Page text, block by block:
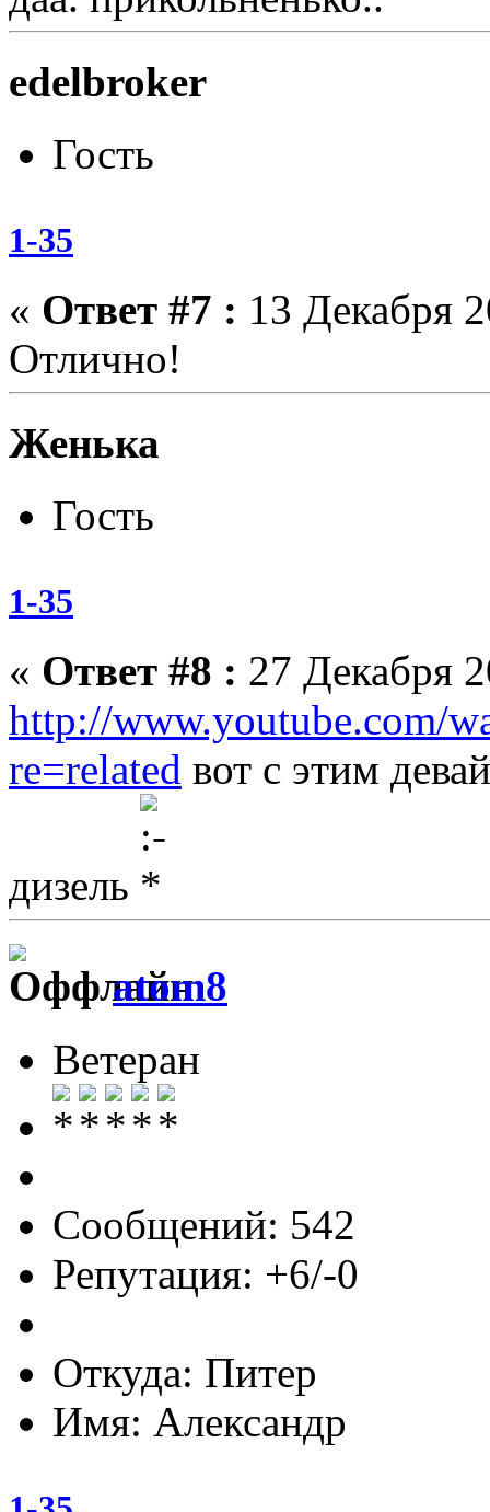
edelbroker
Гость
1-35
« Ответ #7 : 13 Декабря
Отлично!
Женька
Гость
1-35
« Ответ #8 : 27 Декабря
http://www.youtube.com/
re=related вот с этим
дизель
atom8
Ветеран
Сообщений: 542
Репутация: +6/-0
Откуда: Питер
Имя: Александр